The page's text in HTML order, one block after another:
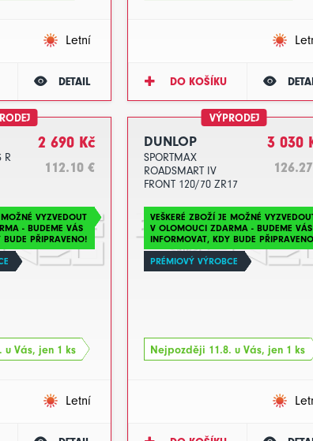
Letní
DETAIL DO KOŠÍKU
R
2 690 Kč
112.10 €
VYZVEDOUT
- BUDEME VÁS
PŘIPRAVENO!
u Vás, jen 1 ks
Letní
VÝPRODEJ
DUNLOP
SPORTMAX
ROADSMART IV
FRONT 120/70 ZR17
3 030
VEŠKERÉ ZBOŽÍ JE MOŽNÉ
V OLOMOUCI ZDARMA - BUDEME VÁS
INFORMOVAT, KDY BUDE
PRÉMIOVÝ VÝROBCE
Nejpozději 11.8. u Vás, jen 1 ks